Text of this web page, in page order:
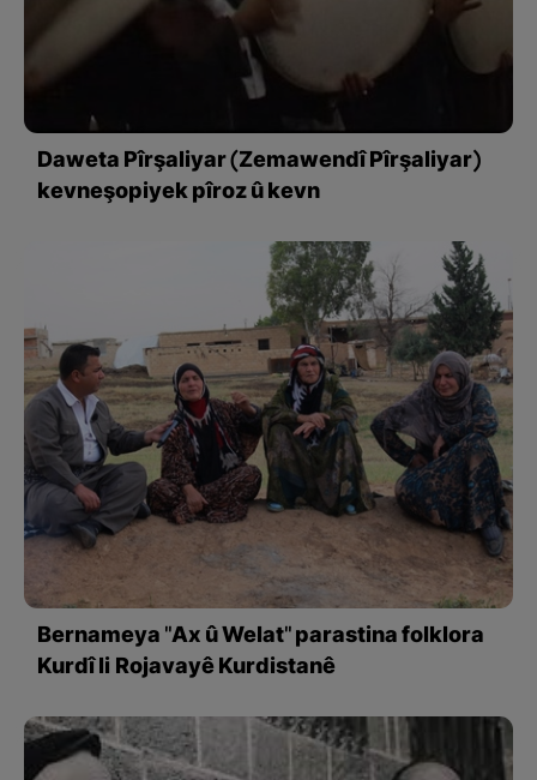
Daweta Pîrşaliyar (Zemawendî Pîrşaliyar)
kevneşopiyek pîroz û kevn
Bernameya "Ax û Welat" parastina folklora
Kurdî li Rojavayê Kurdistanê